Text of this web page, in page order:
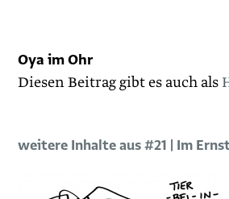
Oya im Ohr
Diesen Beitrag gibt es auch als
weitere Inhalte aus #21 | Im